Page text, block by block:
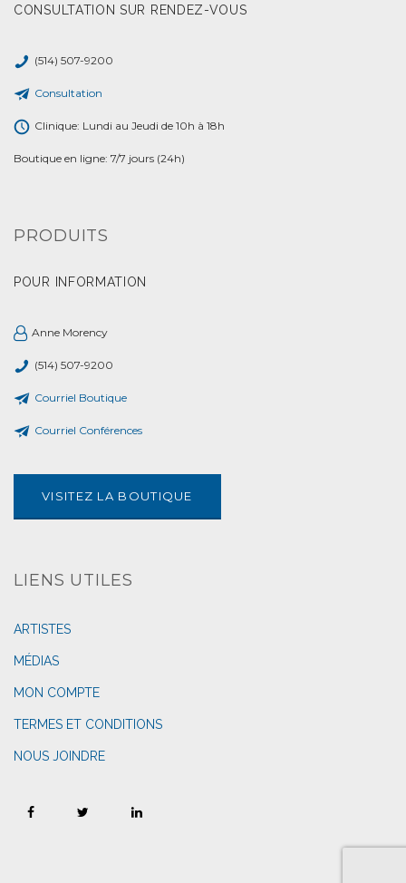
CONSULTATION SUR RENDEZ-VOUS
(514) 507-9200
Consultation
Clinique: Lundi au Jeudi de 10h à 18h
Boutique en ligne: 7/7 jours (24h)
PRODUITS
POUR INFORMATION
Anne Morency
(514) 507-9200
Courriel Boutique
Courriel Conférences
VISITEZ LA BOUTIQUE
LIENS UTILES
ARTISTES
MÉDIAS
MON COMPTE
TERMES ET CONDITIONS
NOUS JOINDRE